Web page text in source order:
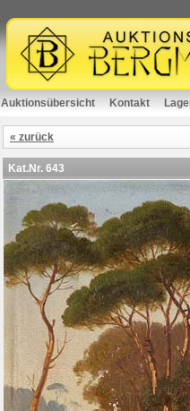
Auktionsübersicht Kontakt
« zurück
Kat.Nr. 643